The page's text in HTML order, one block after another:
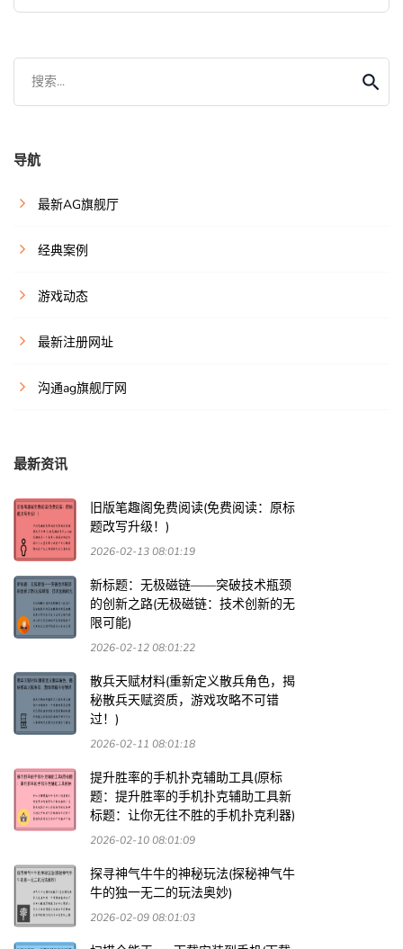
搜索...
导航
最新AG旗舰厅
经典案例
游戏动态
最新注册网址
沟通ag旗舰厅网
最新资讯
旧版笔趣阁免费阅读(免费阅读：原标
题改写升级！)
2026-02-13 08:01:19
新标题：无极磁链——突破技术瓶颈
的创新之路(无极磁链：技术创新的无
限可能)
2026-02-12 08:01:22
散兵天赋材料(重新定义散兵角色，揭
秘散兵天赋资质，游戏攻略不可错
过！)
2026-02-11 08:01:18
提升胜率的手机扑克辅助工具(原标
题：提升胜率的手机扑克辅助工具新
标题：让你无往不胜的手机扑克利器)
2026-02-10 08:01:09
探寻神气牛牛的神秘玩法(探秘神气牛
牛的独一无二的玩法奥妙)
2026-02-09 08:01:03